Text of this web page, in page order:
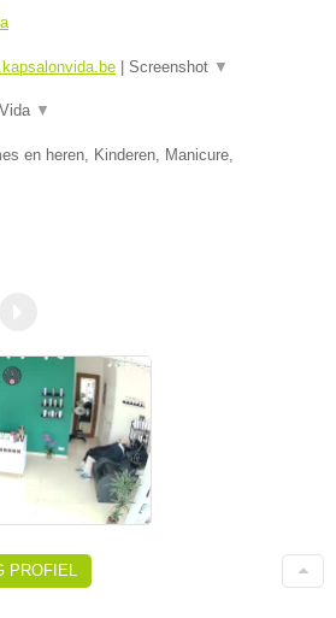
Screenshot ▼
▼
en heren, Kinderen, Manicure,
PROFIEL